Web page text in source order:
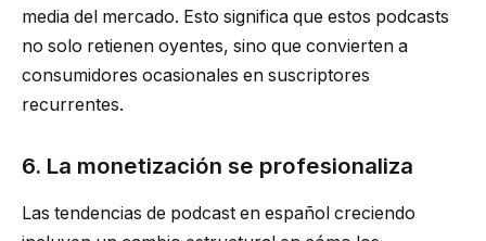
media del mercado. Esto significa que estos podcasts
no solo retienen oyentes, sino que convierten a
consumidores ocasionales en suscriptores
recurrentes.
6. La monetización se profesionaliza
Las tendencias de podcast en español creciendo